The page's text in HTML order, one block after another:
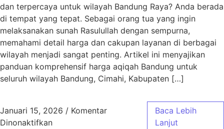
dan terpercaya untuk wilayah Bandung Raya? Anda berada
di tempat yang tepat. Sebagai orang tua yang ingin
melaksanakan sunah Rasulullah dengan sempurna,
memahami detail harga dan cakupan layanan di berbagai
wilayah menjadi sangat penting. Artikel ini menyajikan
panduan komprehensif harga aqiqah Bandung untuk
seluruh wilayah Bandung, Cimahi, Kabupaten […]
Januari 15, 2026 / Komentar
Dinonaktifkanpada Harga Aqiqah Bandung Ekonimis
Baca Lebih
Lanjut